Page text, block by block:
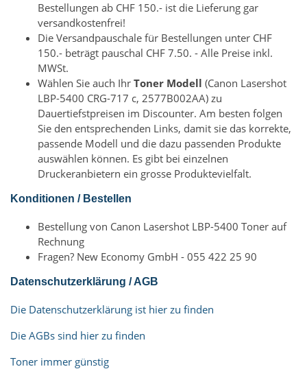
Bestellungen ab CHF 150.- ist die Lieferung gar
versandkostenfrei!
Die Versandpauschale für Bestellungen unter CHF
150.- beträgt pauschal CHF 7.50. - Alle Preise inkl.
MWSt.
Wählen Sie auch Ihr Toner Modell (Canon Lasershot
LBP-5400 CRG-717 c, 2577B002AA) zu
Dauertiefstpreisen im Discounter. Am besten folgen
Sie den entsprechenden Links, damit sie das korrekte,
passende Modell und die dazu passenden Produkte
auswählen können. Es gibt bei einzelnen
Druckeranbietern ein grosse Produktevielfalt.
Konditionen / Bestellen
Bestellung von Canon Lasershot LBP-5400 Toner auf
Rechnung
Fragen? New Economy GmbH - 055 422 25 90
Datenschutzerklärung / AGB
Die Datenschutzerklärung ist hier zu finden
Die AGBs sind hier zu finden
Toner immer günstig